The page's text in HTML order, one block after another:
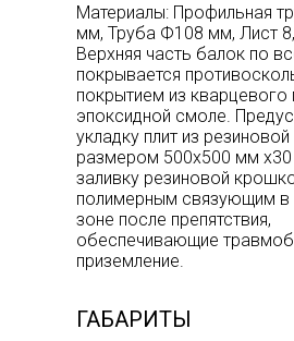
Материалы: Профильная
мм, Труба Ф108 мм, Лист
Верхняя часть балок по
покрывается
покрытием из кварцевого
эпоксидной смоле.
укладку плит из
размером 500x500 мм
заливку резиновой
полимерным связующим в
зоне после препятствия,
обеспечивающие
приземление.
ГАБАРИТЫ